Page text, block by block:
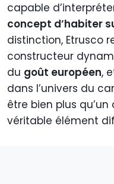
capable
concept d’habiter
distinction, Etrusco
constructeur
du goût européen,
dans l’univers du
être bien plus
véritable élément